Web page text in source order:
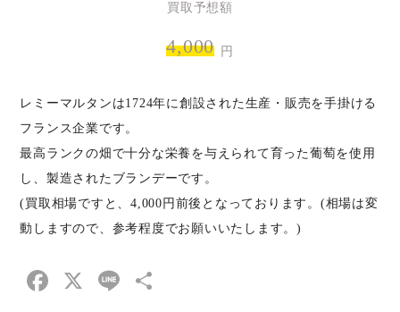
買取予想額
4,000 円
レミーマルタンは1724年に創設された生産・販売を手掛ける
フランス企業です。
最高ランクの畑で十分な栄養を与えられて育った葡萄を使用
し、製造されたブランデーです。
(買取相場ですと、4,000円前後となっております。(相場は変
動しますので、参考程度でお願いいたします。)
Facebook
X Line